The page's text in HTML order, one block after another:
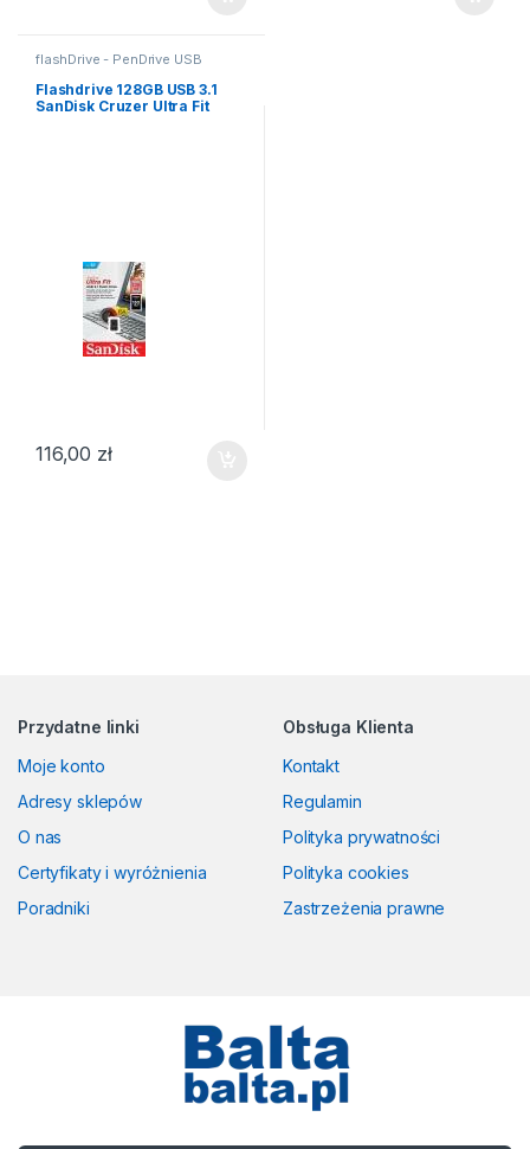
flashDrive - PenDrive USB
Flashdrive 128GB USB 3.1
SanDisk Cruzer Ultra Fit
116,00 zł
Przydatne linki
Moje konto
Adresy sklepów
O nas
Certyfikaty i wyróżnienia
Poradniki
Obsługa Klienta
Kontakt
Regulamin
Polityka prywatności
Polityka cookies
Zastrzeżenia prawne